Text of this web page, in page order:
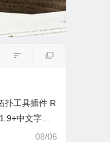
扑工具插件 R
中文字幕
08/06